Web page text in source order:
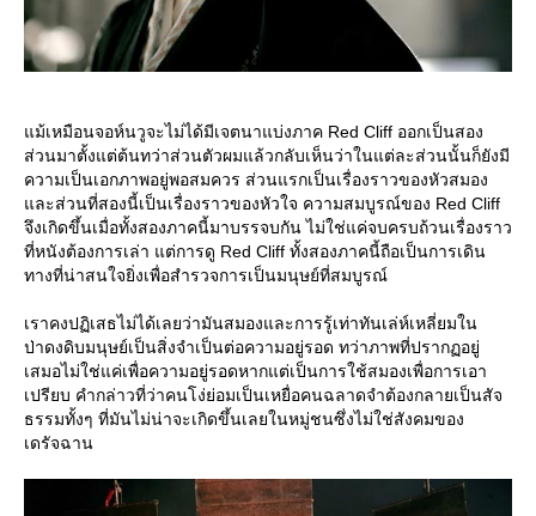
ม้เหมือนจอห์นวูจะไม่ได้มีเจตนาแบ่งภาค Red Cliff ออกเป็นสอง
ส่วนมาตั้งแต่ต้นทว่าส่วนตัวผมแล้วกลับเห็นว่าในแต่ละส่วนนั้นก็ยังมี
ความเป็นเอกภาพอยู่พอสมควร ส่วนแรกเป็นเรื่องราวของหัวสมอง
ละส่วนที่สองนี้เป็นเรื่องราวของหัวใจ ความสมบูรณ์ของ Red Cliff
จึงเกิดขึ้นเมื่อทั้งสองภาคนี้มาบรรจบกัน ไม่ใช่แค่จบครบถ้วนเรื่องราว
ที่หนังต้องการเล่า แต่การดู Red Cliff ทั้งสองภาคนี้ถือเป็นการเดิน
ทางที่น่าสนใจยิ่งเพื่อสำรวจการเป็นมนุษย์ที่สมบูรณ์
เราคงปฏิเสธไม่ได้เลยว่ามันสมองและการรู้เท่าทันเล่ห์เหลี่ยมใน
ป่าดงดิบมนุษย์เป็นสิ่งจำเป็นต่อความอยู่รอด ทว่าภาพที่ปรากฏอยู่
เสมอไม่ใช่แค่เพื่อความอยู่รอดหากแต่เป็นการใช้สมองเพื่อการเอา
เปรียบ คำกล่าวที่ว่าคนโง่ย่อมเป็นเหยื่อคนฉลาดจำต้องกลายเป็นสัจ
ธรรมทั้งๆ ที่มันไม่น่าจะเกิดขึ้นเลยในหมู่ชนซึ่งไม่ใช่สังคมของ
เดรัจฉาน